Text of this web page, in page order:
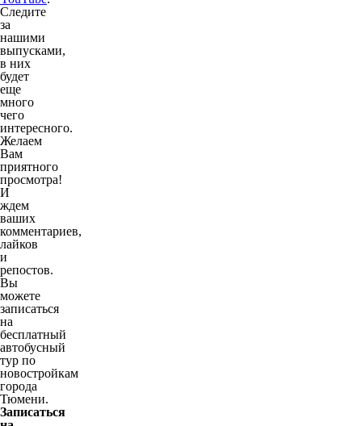
Следите
за
нашими
выпусками,
в них
будет
еще
много
чего
интересного.
Желаем
Вам
приятного
просмотра!
И
ждем
ваших
комментариев,
лайков
и
репостов.
Вы
можете
записаться
на
бесплатный
автобусный
тур по
новостройкам
города
Тюмени.
Записаться